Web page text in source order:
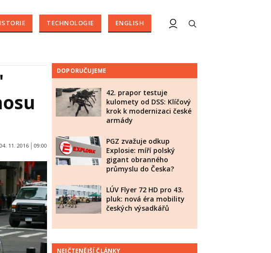
TECHNOLOGIE ENGLISH
04. 11. 2016 09:00
DOPORUČUJEME
42. prapor testuje
kulomety od DSS: Klíčový
krok k modernizaci české
armády
PGZ zvažuje odkup
Explosie: míří polský
gigant obranného
průmyslu do Česka?
LÚV Flyer 72 HD pro 43.
pluk: nová éra mobility
českých výsadkářů
NEJČTENĚJŠÍ ČLÁNKY